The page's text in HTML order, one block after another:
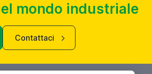
mondo industriale
Contattaci